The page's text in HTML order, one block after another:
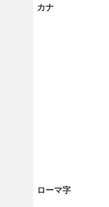
カナ
ローマ字